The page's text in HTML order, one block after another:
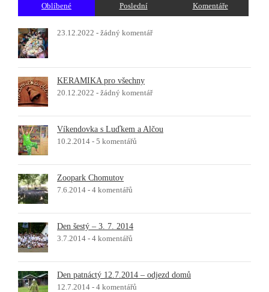
Oblíbené Poslední Komentáře
23.12.2022 - žádný komentář
KERAMIKA pro všechny
20.12.2022 - žádný komentář
Víkendovka s Luďkem a Alčou
10.2.2014 - 5 komentářů
Zoopark Chomutov
7.6.2014 - 4 komentářů
Den šestý – 3. 7. 2014
3.7.2014 - 4 komentářů
Den patnáctý 12.7.2014 – odjezd domů
12.7.2014 - 4 komentářů